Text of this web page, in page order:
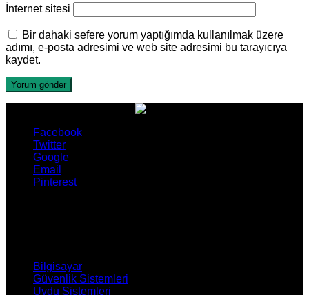
İnternet sitesi
Bir dahaki sefere yorum yaptığımda kullanılmak üzere
adımı, e-posta adresimi ve web site adresimi bu tarayıcıya
kaydet.
Facebook
Twitter
Google
Email
Pinterest
Bilgisayar
Güvenlik Sistemleri
Uydu Sistemleri